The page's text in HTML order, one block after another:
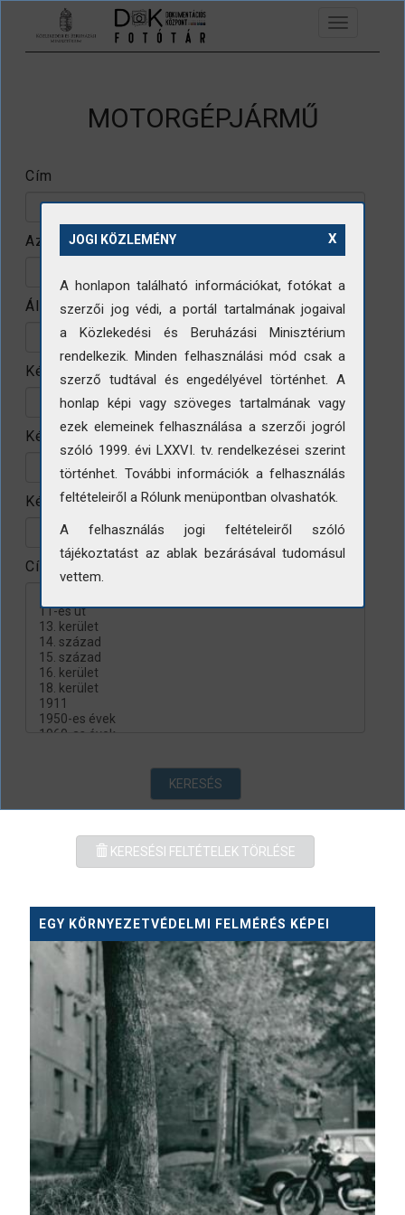
Ugrás a tartalomra
Toggle
navigation
MOTORGÉPJÁRMŰ
Cím
Azonosító
Állomány
Készítő
Készítés helye
Készítés évtizede
Címke
KERESÉS
KERESÉSI FELTÉTELEK TÖRLÉSE
EGY KÖRNYEZETVÉDELMI FELMÉRÉS KÉPEI
X
JOGI KÖZLEMÉNY
A honlapon található információkat, fotókat a
szerzői jog védi, a portál tartalmának jogaival
a Közlekedési és Beruházási Minisztérium
rendelkezik. Minden felhasználási mód csak a
szerző tudtával és engedélyével történhet. A
honlap képi vagy szöveges tartalmának vagy
ezek elemeinek felhasználása a szerzői jogról
szóló 1999. évi LXXVI. tv. rendelkezései szerint
történhet. További információk a felhasználás
feltételeiről a Rólunk menüpontban olvashatók.
A felhasználás jogi feltételeiről szóló
tájékoztatást az ablak bezárásával tudomásul
vettem.